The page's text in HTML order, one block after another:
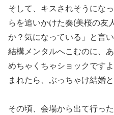
そして、キスされそうにな
らを追いかけた奏(美桜の友
か？気になっている」と言
結構メンタルへこむのに、
めちゃくちゃショックです
まれたら、ぶっちゃけ結婚
その頃、会場から出て行っ